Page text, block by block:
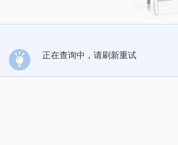
正在查询中，请刷新重试